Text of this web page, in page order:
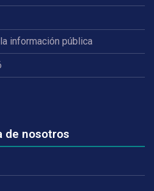
información pública
de nosotros